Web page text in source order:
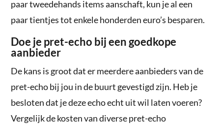
paar tweedehands items aanschaft, kun je al een
paar tientjes tot enkele honderden euro’s besparen.
Doe je pret-echo bij een goedkope
aanbieder
De kans is groot dat er meerdere aanbieders van de
pret-echo bij jou in de buurt gevestigd zijn. Heb je
besloten dat je deze echo echt uit wil laten voeren?
Vergelijk de kosten van diverse pret-echo